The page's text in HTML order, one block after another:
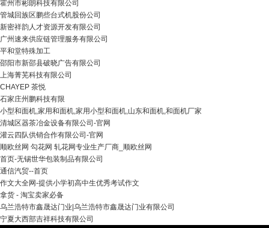
霍州市彬朗科技有限公司
管城回族区鹏些台式机股份公司
新密祥韵人才资源开发有限公司
广州速来供应链管理服务有限公司
平和堂特殊加工
邵阳市新邵县破晓广告有限公司
上海菁芜科技有限公司
CHAYEP 茶悦
石家庄州鹏科技有限
小型和面机,家用和面机,家用小型和面机,山东和面机,和面机厂家
清城区器茶冶金设备有限公司-官网
灌云四队供销合作有限公司-官网
顺欧丝网 勾花网 轧花网专业生产厂商_顺欧丝网
首页-无锡世华包装制品有限公司
通信汽贸--首页
作文大全网-提供小学初高中生优秀考试作文
拿货 - 淘宝卖家必备
乌兰浩特市鑫晟达门业|乌兰浩特市鑫晟达门业有限公司
宁夏大西部吉祥科技有限公司